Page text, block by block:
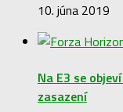
10. júna 2019
Na E3 se
zasazení